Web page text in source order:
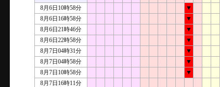
8月6日10時58分
▼
8月6日16時58分
▼
8月6日21時46分
▼
8月6日22時58分
▼
8月7日04時31分
▼
8月7日04時58分
▼
8月7日10時58分
▼
8月7日16時11分